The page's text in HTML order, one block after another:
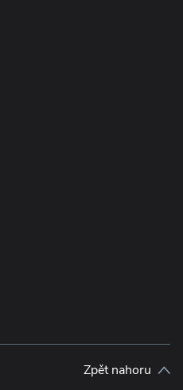
Zpět nahoru